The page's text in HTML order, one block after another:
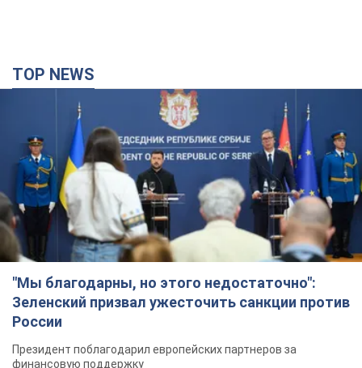
TOP NEWS
"Мы благодарны, но этого недостаточно":
Зеленский призвал ужесточить санкции против
России
Президент поблагодарил европейских партнеров за
финансовую поддержку